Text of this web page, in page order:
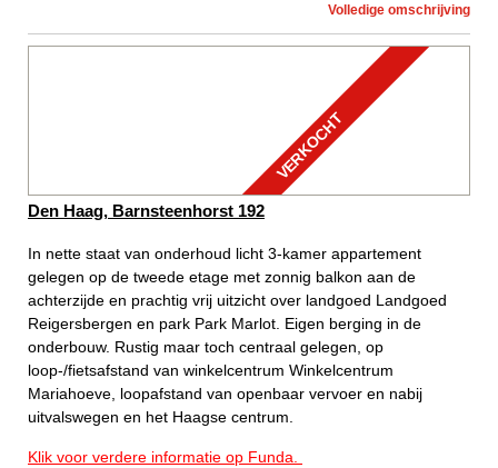
Volledige omschrijving
VERKOCHT
Den Haag, Barnsteenhorst 192
In nette staat van onderhoud licht 3-kamer appartement
gelegen op de tweede etage met zonnig balkon aan de
achterzijde en prachtig vrij uitzicht over landgoed Landgoed
Reigersbergen en park Park Marlot. Eigen berging in de
onderbouw. Rustig maar toch centraal gelegen, op
loop-/fietsafstand van winkelcentrum Winkelcentrum
Mariahoeve, loopafstand van openbaar vervoer en nabij
uitvalswegen en het Haagse centrum.
Klik voor verdere informatie op Funda.